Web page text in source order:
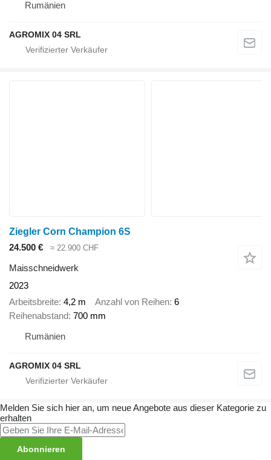
Rumänien
AGROMIX 04 SRL
Ziegler Corn Champion 6S
24.500 €
≈ 22.900 CHF
Maisschneidwerk
2023
Arbeitsbreite 4,2 m Anzahl von Reihen 6
Reihenabstand 700 mm
Rumänien
AGROMIX 04 SRL
Melden Sie sich hier an, um neue Angebote aus dieser Kategorie zu
erhalten
Abonnieren